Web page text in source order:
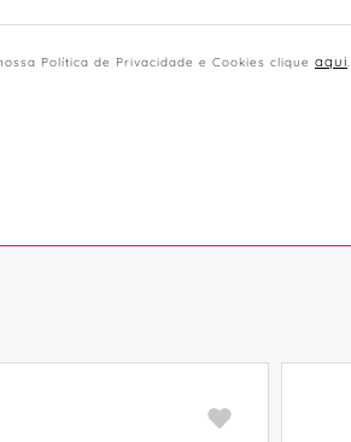
Política de Privacidade e Cookies clique aqui.